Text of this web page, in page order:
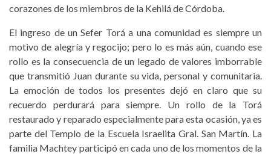
corazones de los miembros de la Kehilá de Córdoba.
El ingreso de un Sefer Torá a una comunidad es siempre un
motivo de alegría y regocijo; pero lo es más aún, cuando ese
rollo es la consecuencia de un legado de valores imborrable
que transmitió Juan durante su vida, personal y comunitaria.
La emoción de todos los presentes dejó en claro que su
recuerdo perdurará para siempre. Un rollo de la Torá
restaurado y reparado especialmente para esta ocasión, ya es
parte del Templo de la Escuela Israelita Gral. San Martín. La
familia Machtey participó en cada uno de los momentos de la